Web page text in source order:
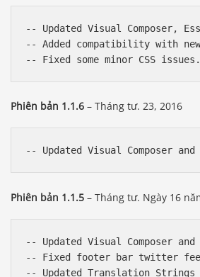
-- Updated Visual
-- Added compatibility with
Phiên bản 1.1.6 – Tháng tư. 23, 2016
Phiên bản 1.1.5 – Tháng tư. Ngày 16
-- Updated Visual Composer
-- Fixed footer bar twitter